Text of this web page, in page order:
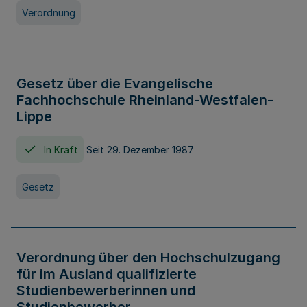
Verordnung
Gesetz über die Evangelische
Fachhochschule Rheinland-Westfalen-
Lippe
In Kraft Seit 29. Dezember 1987
Gesetz
Verordnung über den Hochschulzugang
für im Ausland qualifizierte
Studienbewerberinnen und